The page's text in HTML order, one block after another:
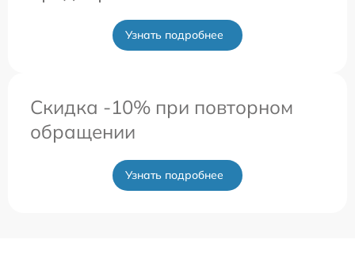
Узнать подробнее
Скидка -10% при повторном
обращении
Узнать подробнее